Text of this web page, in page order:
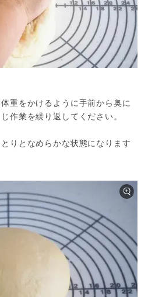
重をかけるように手前から奥に
作業を繰り返してください。
りとなめらかな状態になります